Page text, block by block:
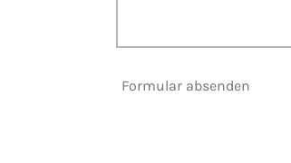
Formular absenden